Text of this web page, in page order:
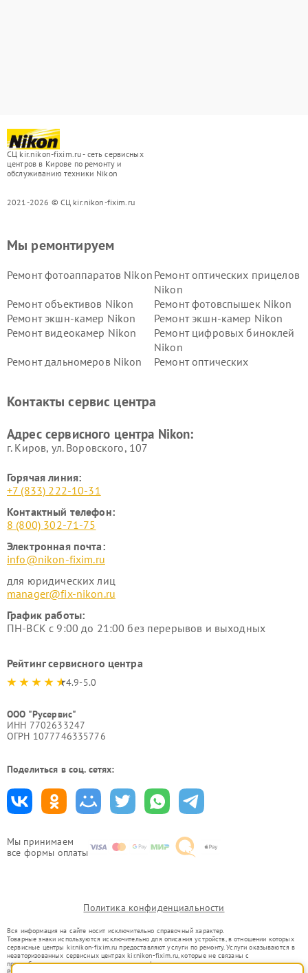
СЦ kir.nikon-fixim.ru - сеть сервисных
центров в Кирове по ремонту и
обслуживанию техники Nikon
2021-2026 © СЦ kir.nikon-fixim.ru
Мы принимаем
все формы оплаты
Мы ремонтируем
Ремонт фотоаппаратов Nikon Ремонт оптических прицелов
Nikon
Ремонт объективов Nikon
Ремонт фотовспышек Nikon
Ремонт экшн-камер Nikon
Ремонт экшн-камер Nikon
Ремонт видеокамер Nikon
Ремонт цифровых биноклей
Nikon
Ремонт дальномеров Nikon
Ремонт оптических
Контакты сервис центра
Адрес сервисного центра Nikon:
г. Киров, ул. Воровского, 107
Горячая линия:
+7 (833) 222-10-31
Контактный телефон:
8 (800) 302-71-75
Электронная почта:
info@nikon-fixim.ru
для юридических лиц
manager@fix-nikon.ru
График работы:
ПН-ВСК с 9:00 до 21:00 без перерывов и выходных
Рейтинг сервисного центра
4.9-5.0
ООО "Русервис"
ИНН 7702633247
ОГРН 1077746335776
Поделиться в соц. сетях:
Политика конфиденциальности
Вся информация на сайте носит исключительно справочный характер.
Товарные знаки используются исключительно для описания устройств, в отношении которых
сервисные центры kir.nikon-fixim.ru предоставляют услуги по ремонту. Услуги оказываются в
неавторизованных сервисных центрах kir.nikon-fixim.ru, которые не связаны с
правообладателями товарных знаков или их официальными представителями.